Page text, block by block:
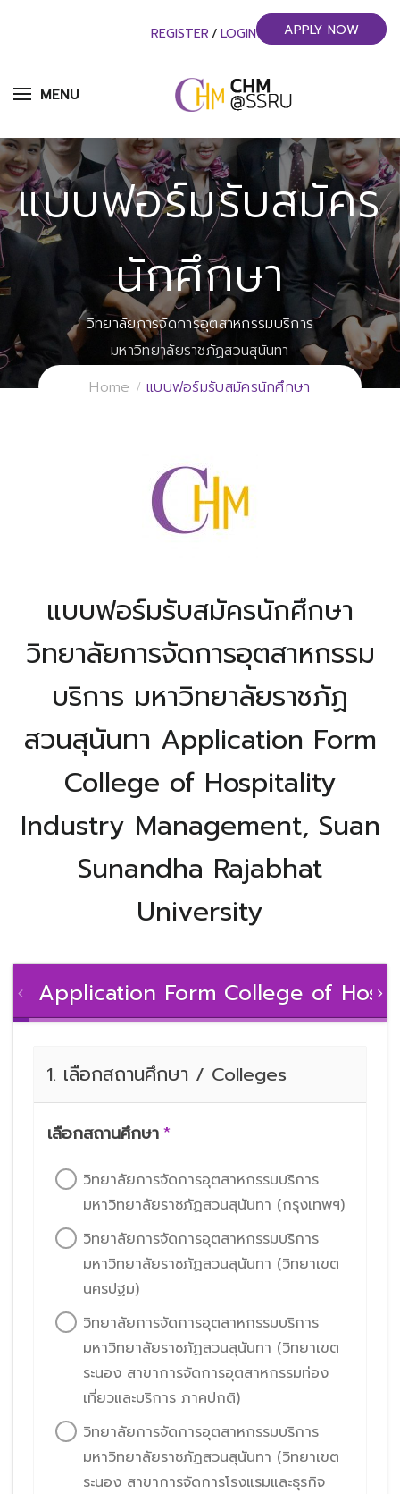
MENU
REGISTER / LOGIN APPLY NOW
แบบฟอร์มรับสมัคร
นักศึกษา
วิทยาลัยการจัดการอุตสาหกรรมบริการ
มหาวิทยาลัยราชภัฏสวนสุนันทา
Home
แบบฟอร์มรับสมัครนักศึกษา
แบบฟอร์มรับสมัครนักศึกษา
วิทยาลัยการจัดการอุตสาหกรรม
บริการ มหาวิทยาลัยราชภัฏ
สวนสุนันทา Application Form
College of Hospitality
Industry Management, Suan
Sunandha Rajabhat
University
Application Form College of
1. เลือกสถานศึกษา / Colleges
เลือกสถานศึกษา*
วิทยาลัยการจัดการอุตสาหกรรมบริการ
มหาวิทยาลัยราชภัฏสวนสุนันทา (กรุงเทพฯ)
วิทยาลัยการจัดการอุตสาหกรรมบริการ
มหาวิทยาลัยราชภัฏสวนสุนันทา (วิทยาเขต
นครปฐม)
วิทยาลัยการจัดการอุตสาหกรรมบริการ
มหาวิทยาลัยราชภัฏสวนสุนันทา (วิทยาเขต
ระนอง สาขาการจัดการอุตสาหกรรมท่อง
เที่ยวและบริการ ภาคปกติ)
วิทยาลัยการจัดการอุตสาหกรรมบริการ
มหาวิทยาลัยราชภัฏสวนสุนันทา (วิทยาเขต
ระนอง สาขาการจัดการโรงแรมและธุรกิจ